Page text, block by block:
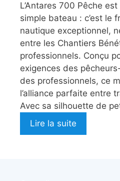
L’Antares 700 Pêche est
simple bateau : c’est le
nautique exceptionnel,
entre les Chantiers
professionnels. Conçu
exigences des
des professionnels, ce
l’alliance parfaite entre
Avec sa silhouette de
Lire la suite